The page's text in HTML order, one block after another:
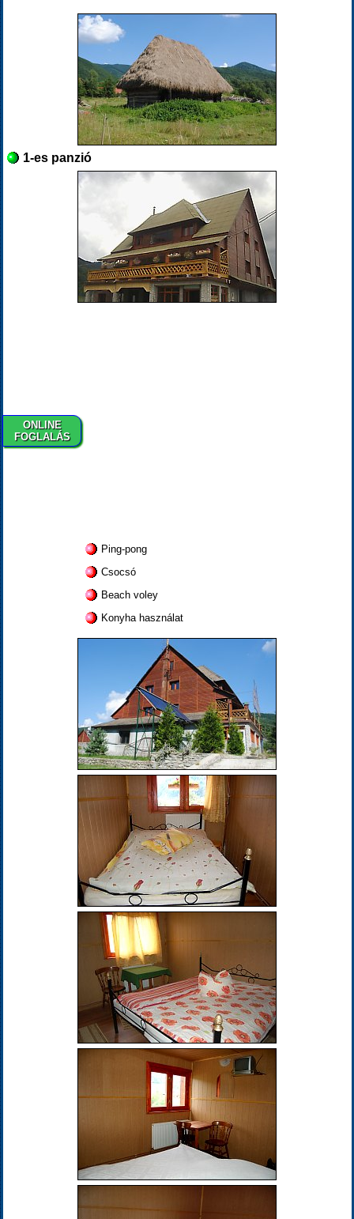
ONLINE
FOGLALÁS
1-es panzió
Ping-pong
Csocsó
Beach voley
Konyha használat